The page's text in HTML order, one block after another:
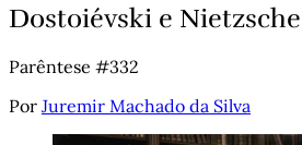
Dostoiévski e Nietzsche
Parêntese #332
Por Juremir Machado da Silva